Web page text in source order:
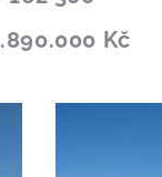
Kč